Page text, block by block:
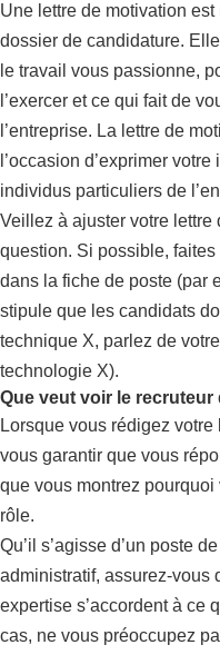
Une lettre de motivation
dossier de candidature.
le travail vous passionne,
l’exercer et ce qui fait de
l’entreprise. La lettre de
l’occasion d’exprimer
individus particuliers de
Veillez à ajuster votre lettre
question. Si possible,
dans la fiche de poste (par
stipule que les candidats
technique X, parlez de
technologie X).
Que veut voir le
Lorsque vous rédigez
vous garantir que vous
que vous montrez
rôle.
Qu’il s’agisse d’un poste
administratif, assurez-vous
expertise s’accordent à ce
cas, ne vous préoccupez